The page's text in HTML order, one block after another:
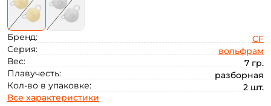
Бренд:
CF
Серия:
вольфрам
Вес:
7 гр.
Плавучесть:
разборная
Кол-во в упаковке:
2 шт.
Все характеристики
Создать аккаунт